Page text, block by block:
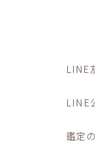
LINE
LINE
鑑定